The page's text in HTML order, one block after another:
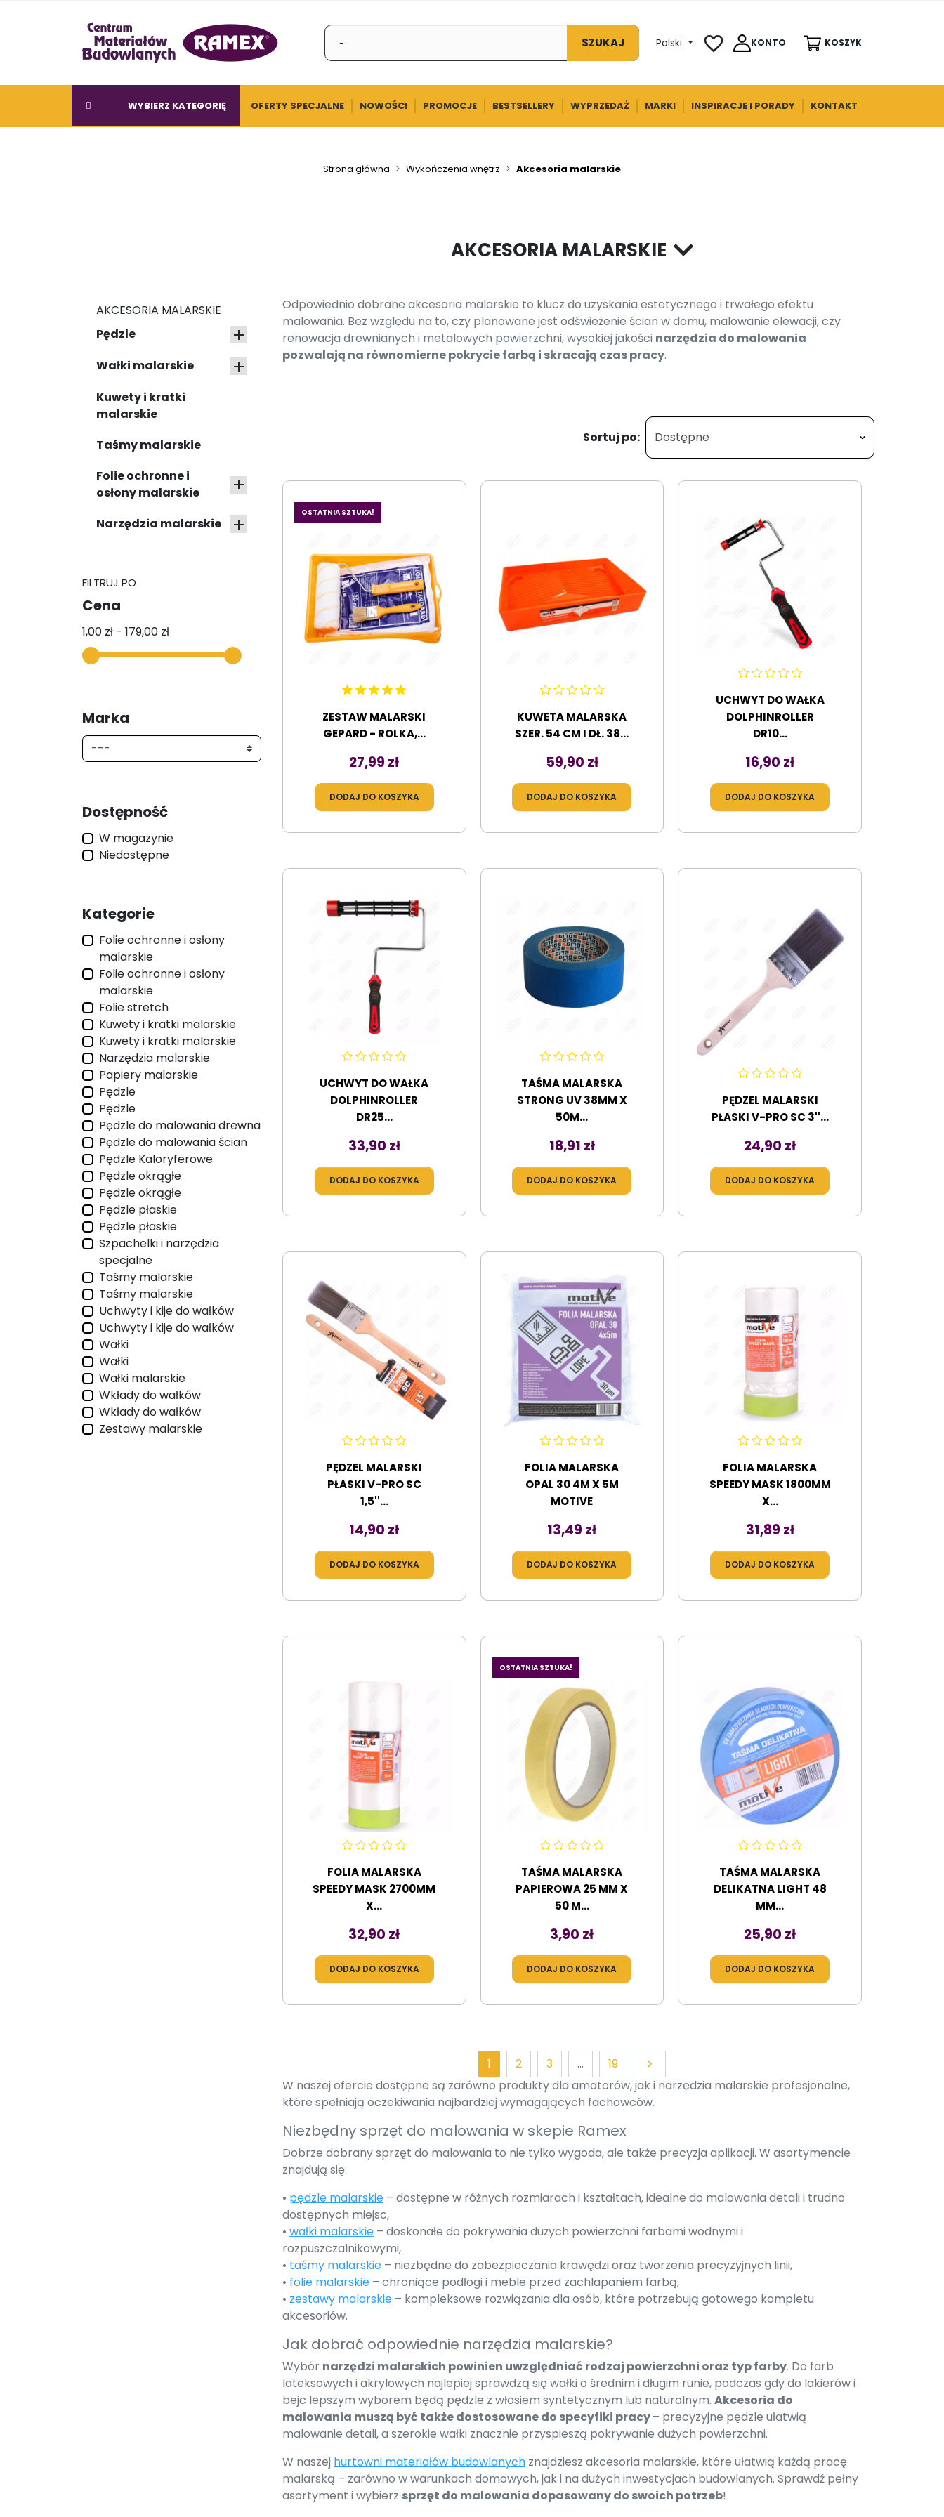
SZUKAJ Polski favorite_border KONTO KOSZYK
WYBIERZ KATEGORIĘ OFERTY SPECJALNE NOWOŚCI PROMOCJE BESTSELLERY WYPRZEDAŻ MARKI INSPIRACJE I PORADY KONTAKT
Strona główna Wykończenia wnętrz Akcesoria malarskie
AKCESORIA MALARSKIE
Pędzle

Wałki malarskie 
Kuwety i kratki
malarskie
Taśmy malarskie
Folie ochronne i
osłony malarskie

Narzędzia malarskie 
FILTRUJ PO
Cena
1,00 zł - 179,00 zł
Marka
Dostępność
W magazynie
Niedostępne
Kategorie
Folie ochronne i osłony
malarskie
Folie ochronne i osłony
malarskie
Folie stretch
Kuwety i kratki malarskie
Kuwety i kratki malarskie
Narzędzia malarskie
Papiery malarskie
Pędzle
Pędzle
Pędzle do malowania drewna
Pędzle do malowania ścian
Pędzle Kaloryferowe
Pędzle okrągłe
Pędzle okrągłe
Pędzle płaskie
Pędzle płaskie
Szpachelki i narzędzia
specjalne
Taśmy malarskie
Taśmy malarskie
Uchwyty i kije do wałków
Uchwyty i kije do wałków
Wałki
Wałki
Wałki malarskie
Wkłady do wałków
Wkłady do wałków
Zestawy malarskie
AKCESORIA MALARSKIE
Odpowiednio dobrane akcesoria malarskie to klucz do uzyskania estetycznego i trwałego efektu
malowania. Bez względu na to, czy planowane jest odświeżenie ścian w domu, malowanie elewacji, czy
renowacja drewnianych i metalowych powierzchni, wysokiej jakości narzędzia do malowania
pozwalają na równomierne pokrycie farbą i skracają czas pracy.
Sortuj po:
OSTATNIA SZTUKA!
ZESTAW MALARSKI
GEPARD - ROLKA,...
Cena
27,99 zł
DODAJ DO KOSZYKA
KUWETA MALARSKA
SZER. 54 CM I DŁ. 38...
Cena
59,90 zł
DODAJ DO KOSZYKA
UCHWYT DO WAŁKA
DOLPHINROLLER
DR10...
Cena
16,90 zł
DODAJ DO KOSZYKA
UCHWYT DO WAŁKA
DOLPHINROLLER
DR25...
Cena
33,90 zł
DODAJ DO KOSZYKA
TAŚMA MALARSKA
STRONG UV 38MM X
50M...
Cena
18,91 zł
DODAJ DO KOSZYKA
PĘDZEL MALARSKI
PŁASKI V-PRO SC 3''...
Cena
24,90 zł
DODAJ DO KOSZYKA
PĘDZEL MALARSKI
PŁASKI V-PRO SC
1,5''...
Cena
14,90 zł
DODAJ DO KOSZYKA
FOLIA MALARSKA
OPAL 30 4M X 5M
MOTIVE
Cena
13,49 zł
DODAJ DO KOSZYKA
FOLIA MALARSKA
SPEEDY MASK 1800MM
X...
Cena
31,89 zł
DODAJ DO KOSZYKA
FOLIA MALARSKA
SPEEDY MASK 2700MM
X...
Cena
32,90 zł
DODAJ DO KOSZYKA
OSTATNIA SZTUKA!
TAŚMA MALARSKA
PAPIEROWA 25 MM X
50 M...
Cena
3,90 zł
DODAJ DO KOSZYKA
TAŚMA MALARSKA
DELIKATNA LIGHT 48
MM...
Cena
25,90 zł
DODAJ DO KOSZYKA
1 2 3 … 19 Dalej

W naszej ofercie dostępne są zarówno produkty dla amatorów, jak i narzędzia malarskie profesjonalne,
które spełniają oczekiwania najbardziej wymagających fachowców.
Niezbędny sprzęt do malowania w skepie Ramex
Dobrze dobrany sprzęt do malowania to nie tylko wygoda, ale także precyzja aplikacji. W asortymencie
znajdują się:
• pędzle malarskie – dostępne w różnych rozmiarach i kształtach, idealne do malowania detali i trudno
dostępnych miejsc,
• wałki malarskie – doskonałe do pokrywania dużych powierzchni farbami wodnymi i
rozpuszczalnikowymi,
• taśmy malarskie – niezbędne do zabezpieczania krawędzi oraz tworzenia precyzyjnych linii,
• folie malarskie – chroniące podłogi i meble przed zachlapaniem farbą,
• zestawy malarskie – kompleksowe rozwiązania dla osób, które potrzebują gotowego kompletu
akcesoriów.
Jak dobrać odpowiednie narzędzia malarskie?
Wybór narzędzi malarskich powinien uwzględniać rodzaj powierzchni oraz typ farby. Do farb
lateksowych i akrylowych najlepiej sprawdzą się wałki o średnim i długim runie, podczas gdy do lakierów i
bejc lepszym wyborem będą pędzle z włosiem syntetycznym lub naturalnym. Akcesoria do
malowania muszą być także dostosowane do specyfiki pracy– precyzyjne pędzle ułatwią
malowanie detali, a szerokie wałki znacznie przyspieszą pokrywanie dużych powierzchni.
W naszej hurtowni materiałów budowlanych znajdziesz akcesoria malarskie, które ułatwią każdą pracę
malarską – zarówno w warunkach domowych, jak i na dużych inwestycjach budowlanych. Sprawdź pełny
asortyment i wybierz sprzęt do malowania dopasowany do swoich potrzeb!